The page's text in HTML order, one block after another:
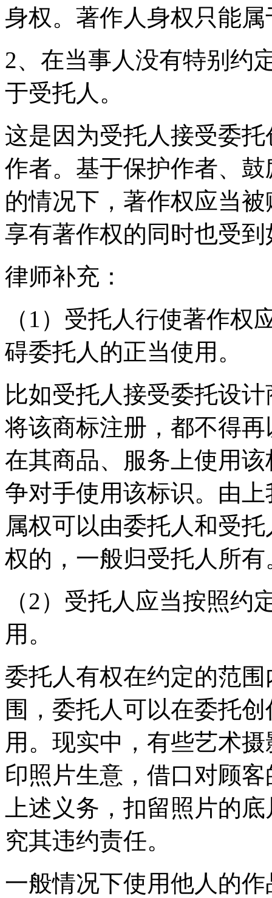
身权。著作人身权只能
2、在当事人没有特别约
于受托人。
这是因为受托人接受委
作者。基于保护作者、
的情况下，著作权应当
享有著作权的同时也受
律师补充：
（1）受托人行使著作
碍委托人的正当使用。
比如受托人接受委托设
将该商标注册，都不得
在其商品、服务上使用
争对手使用该标识。由
属权可以由委托人和受
权的，一般归受托人所有
（2）受托人应当按照
用。
委托人有权在约定的范
围，委托人可以在委托
用。现实中，有些艺术
印照片生意，借口对顾
上述义务，扣留照片的
究其违约责任。
一般情况下使用他人的